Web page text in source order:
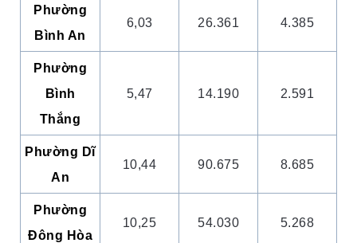
Phường
Bình An
6,03 26.361 4.385
Phường
Bình
Thắng
5,47 14.190 2.591
Phường Dĩ
An
10,44 90.675 8.685
Phường
Đông Hòa
10,25 54.030 5.268